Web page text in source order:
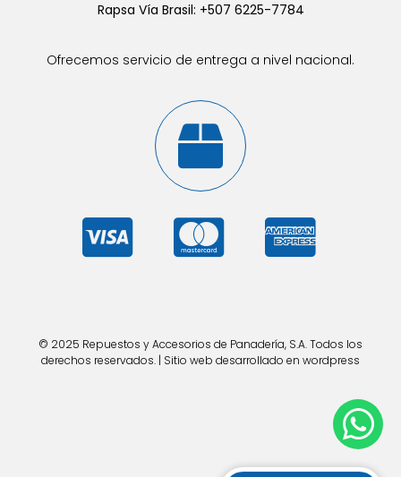
Rapsa Vía Brasil: +507 6225-7784
Ofrecemos servicio de entrega a nivel nacional.
© 2025 Repuestos y Accesorios de Panadería, S.A. Todos los
derechos reservados. | Sitio web desarrollado en wordpress